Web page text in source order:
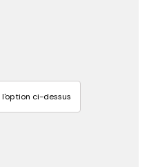
ci-dessus